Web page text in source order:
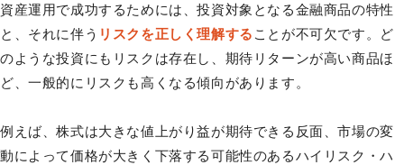
資産運用で成功するためには、投資対象となる金融商品の特性
と、それに伴う リスクを正しく理解する ことが不可欠です。ど
のような投資にもリスクは存在し、期待リターンが高い商品ほ
ど、一般的にリスクも高くなる傾向があります。
例えば、株式は大きな値上がり益が期待できる反面、市場の変
動によって価格が大きく下落する可能性のあるハイリスク・ハ